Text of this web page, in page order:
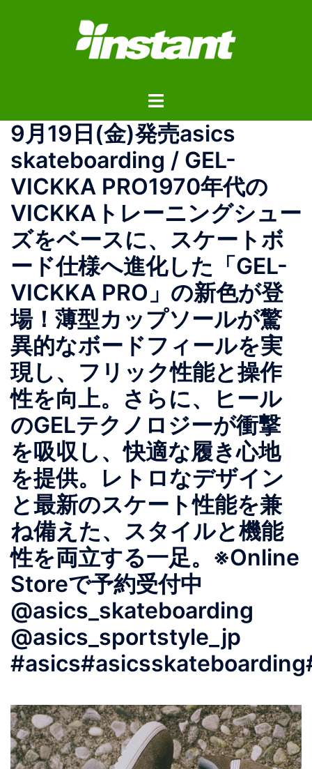
ス
ト
ル
ニ
ュ
9月19日(金)発売asics
skateboarding / GEL-
VICKKA PRO1970年代の
VICKKAトレーニングシュー
ズをベースに、スケートボ
ード仕様へ進化した「GEL-
VICKKA PRO」の新色が登
場！薄型カップソールが驚
異的なボードフィールを実
現し、フリック性能と操作
性を向上。さらに、ヒール
のGELテクノロジーが衝撃
を吸収し、快適な履き心地
を提供。レトロなデザイン
と最新のスケート性能を兼
ね備えた、スタイルと機能
性を両立する一足。※Online
Storeで予約受付中
@asics_skateboarding
@asics_sportstyle_jp